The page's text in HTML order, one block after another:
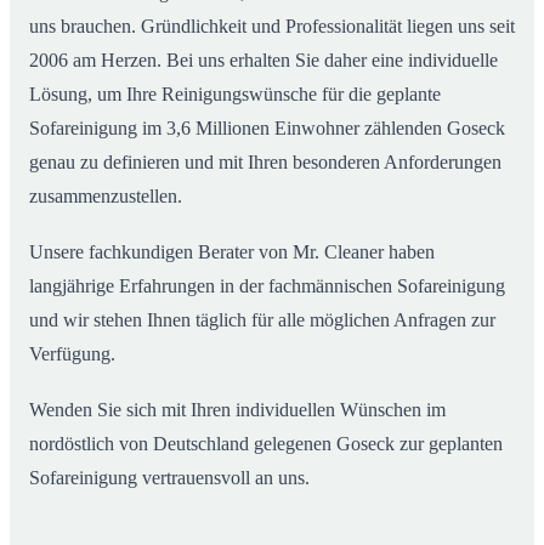
uns brauchen. Gründlichkeit und Professionalität liegen uns seit
2006 am Herzen. Bei uns erhalten Sie daher eine individuelle
Lösung, um Ihre Reinigungswünsche für die geplante
Sofareinigung im 3,6 Millionen Einwohner zählenden Goseck
genau zu definieren und mit Ihren besonderen Anforderungen
zusammenzustellen.
Unsere fachkundigen Berater von Mr. Cleaner haben
langjährige Erfahrungen in der fachmännischen Sofareinigung
und wir stehen Ihnen täglich für alle möglichen Anfragen zur
Verfügung.
Wenden Sie sich mit Ihren individuellen Wünschen im
nordöstlich von Deutschland gelegenen Goseck zur geplanten
Sofareinigung vertrauensvoll an uns.